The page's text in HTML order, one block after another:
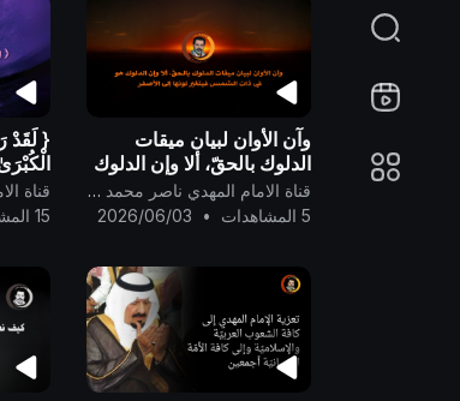
وآن الأوان لبيان ميقات
الدلوك بالحقّ، ألا وإن الدلوك
هو في ذات الشمس فيتغيّر
لونها إلى الأصفر ..
قناة الامام المهدي ناصر محمد اليماني
5 المشاهدات
•
2026/06/03
{ لَقَدْ
15 المشاهدات